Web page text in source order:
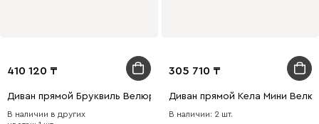
410 120
Диван прямой Бруквиль Велюр Бежевый
В наличии в других
305 710
Диван прямой Кела Мини
В наличии: 2 шт.